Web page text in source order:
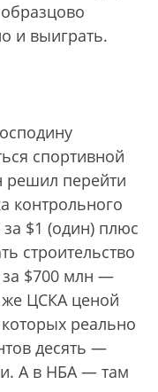
и выиграть.
спортивной
решил перейти
контрольного
$1 (один) плюс
строительство
$700 млн —
же ЦСКА ценой
реально
десять —
А в НБА — там